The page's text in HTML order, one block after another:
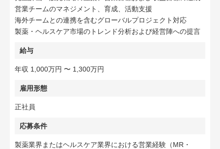
営業チームのマネジメント、育成、活動支援
海外チームとの連携を含むグローバルプロジェクト対応
製薬・ヘルスケア市場のトレンド分析および経営陣への提言
給与
年収 1,000万円 〜 1,300万円
雇用形態
正社員
応募条件
製薬業界またはヘルスケア業界における営業経験（MR・